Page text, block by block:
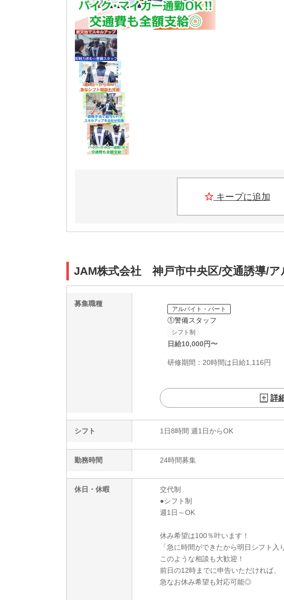
キープに追加
JAM株式会社 神戸市中央区/交通誘導/ア
募集職種
アルバイト・パート
①警備スタッフ
シフト制
日給10,000円〜
研修期間：20時間は日給1,116円
詳
シフト 1日8時間 週1日からOK
勤務時間 24時間募集
休日・休暇
交代制
●シフト制
週1日～OK
休み希望は100％叶います！
「急に時間ができたから明日シフト入
このような相談も大歓迎！
前日の12時までに申告いただければ、
急なお休み希望も対応可能◎